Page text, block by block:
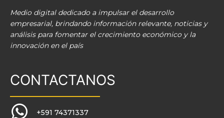
Medio digital dedicado a impulsar el desarrollo
empresarial, brindando información relevante, noticias y
análisis para fomentar el crecimiento económico y la
innovación en el país
CONTACTANOS
+591 74371337